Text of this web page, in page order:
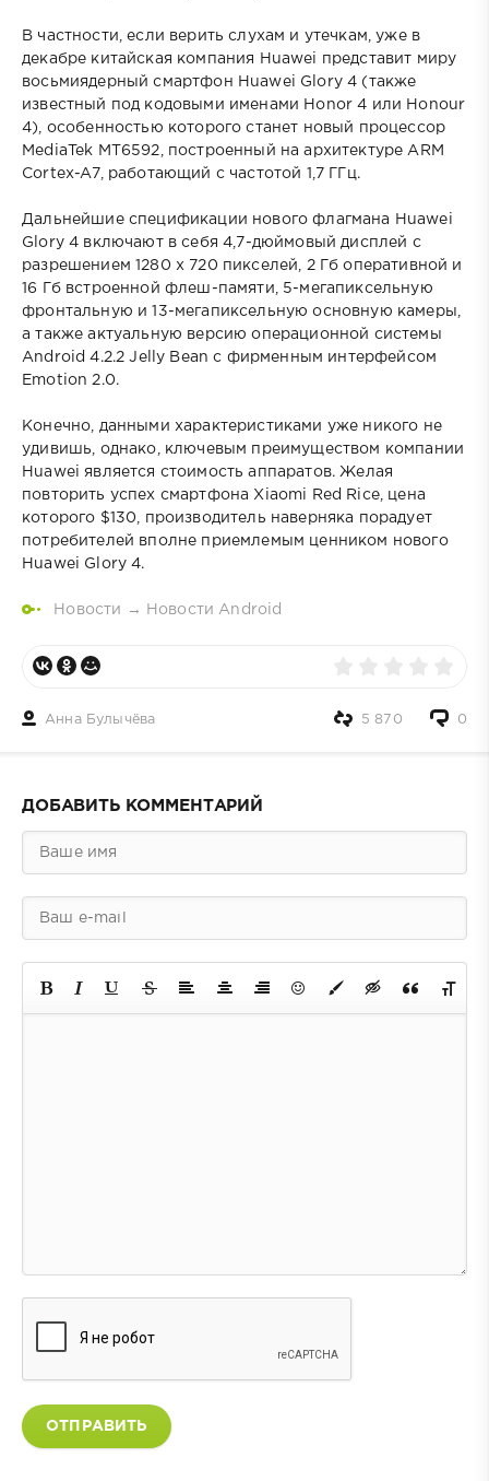
В частности, если верить слухам и утечкам, уже в
декабре китайская компания Huawei представит миру
восьмиядерный смартфон Huawei Glory 4 (также
известный под кодовыми именами Honor 4 или Honour
4), особенностью которого станет новый процессор
MediaTek MT6592, построенный на архитектуре ARM
Cortex-A7, работающий с частотой 1,7 ГГц.
Дальнейшие спецификации нового флагмана Huawei
Glory 4 включают в себя 4,7-дюймовый дисплей с
разрешением 1280 х 720 пикселей, 2 Гб оперативной и
16 Гб встроенной флеш-памяти, 5-мегапиксельную
фронтальную и 13-мегапиксельную основную камеры,
а также актуальную версию операционной системы
Android 4.2.2 Jelly Bean с фирменным интерфейсом
Emotion 2.0.
Конечно, данными характеристиками уже никого не
удивишь, однако, ключевым преимуществом компании
Huawei является стоимость аппаратов. Желая
повторить успех смартфона Xiaomi Red Rice, цена
которого $130, производитель наверняка порадует
потребителей вполне приемлемым ценником нового
Huawei Glory 4.
Новости → Новости Android
Анна Булычёва 0
5 870
ДОБАВИТЬ КОММЕНТАРИЙ
ОТПРАВИТЬ